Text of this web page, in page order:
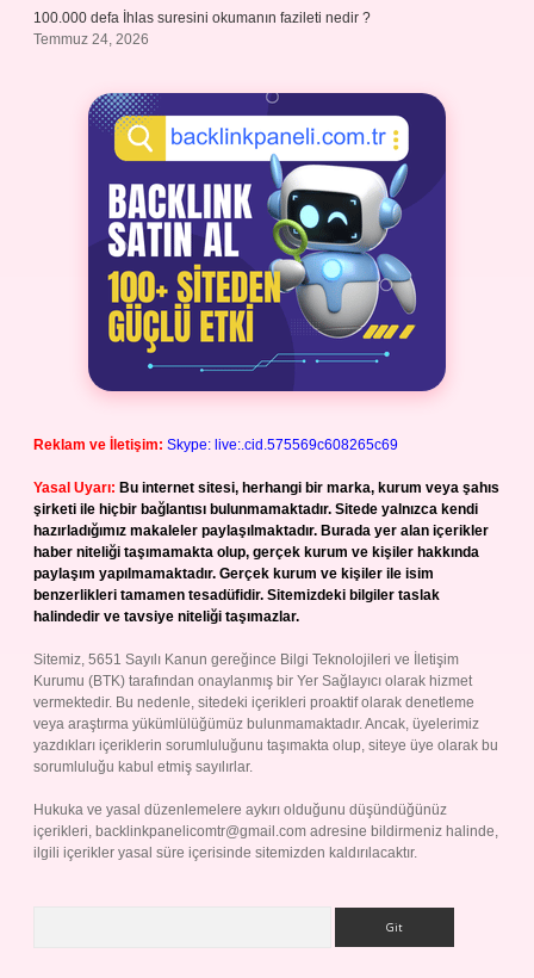
100.000 defa İhlas suresini okumanın fazileti nedir ?
Temmuz 24, 2026
Reklam ve İletişim: Skype: live:.cid.575569c608265c69
Yasal Uyarı: Bu internet sitesi, herhangi bir marka, kurum veya şahıs
şirketi ile hiçbir bağlantısı bulunmamaktadır. Sitede yalnızca kendi
hazırladığımız makaleler paylaşılmaktadır. Burada yer alan içerikler
haber niteliği taşımamakta olup, gerçek kurum ve kişiler hakkında
paylaşım yapılmamaktadır. Gerçek kurum ve kişiler ile isim
benzerlikleri tamamen tesadüfidir. Sitemizdeki bilgiler taslak
halindedir ve tavsiye niteliği taşımazlar.
Sitemiz, 5651 Sayılı Kanun gereğince Bilgi Teknolojileri ve İletişim
Kurumu (BTK) tarafından onaylanmış bir Yer Sağlayıcı olarak hizmet
vermektedir. Bu nedenle, sitedeki içerikleri proaktif olarak denetleme
veya araştırma yükümlülüğümüz bulunmamaktadır. Ancak, üyelerimiz
yazdıkları içeriklerin sorumluluğunu taşımakta olup, siteye üye olarak bu
sorumluluğu kabul etmiş sayılırlar.
Hukuka ve yasal düzenlemelere aykırı olduğunu düşündüğünüz
içerikleri, backlinkpanelicomtr@gmail.com adresine bildirmeniz halinde,
ilgili içerikler yasal süre içerisinde sitemizden kaldırılacaktır.